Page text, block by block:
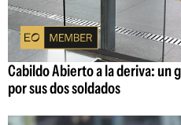
Cabildo Abierto a la deriva:
por sus dos soldados